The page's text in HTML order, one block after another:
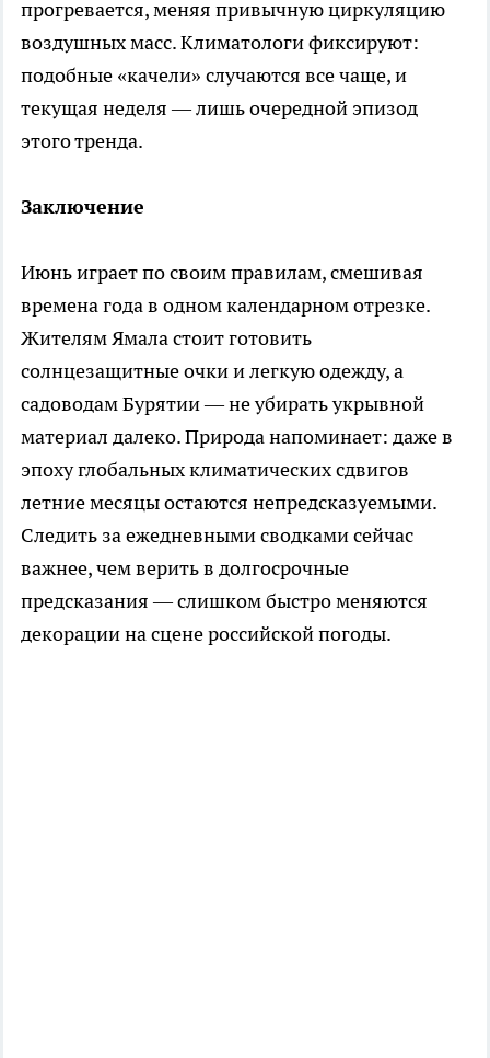
прогревается, меняя привычную циркуляцию
воздушных масс. Климатологи фиксируют:
подобные «качели» случаются все чаще, и
текущая неделя — лишь очередной эпизод
этого тренда.
Заключение
Июнь играет по своим правилам, смешивая
времена года в одном календарном отрезке.
Жителям Ямала стоит готовить
солнцезащитные очки и легкую одежду, а
садоводам Бурятии — не убирать укрывной
материал далеко. Природа напоминает: даже в
эпоху глобальных климатических сдвигов
летние месяцы остаются непредсказуемыми.
Следить за ежедневными сводками сейчас
важнее, чем верить в долгосрочные
предсказания — слишком быстро меняются
декорации на сцене российской погоды.